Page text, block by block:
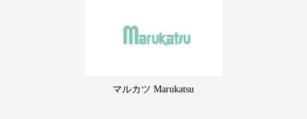
マルカツ Marukatsu